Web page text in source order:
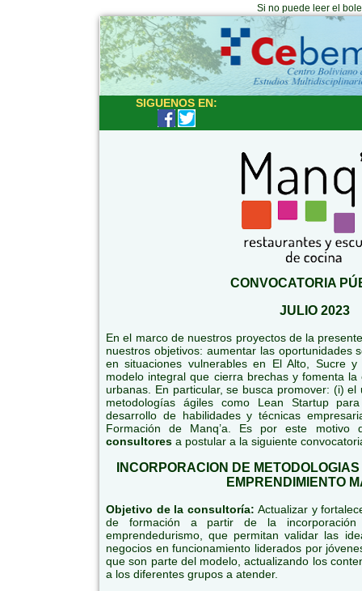
Si no puede leer el
SIGUENOS EN:
CONVOCATORIA
JULIO 2023
En el marco de nuestros proyectos de la
nuestros objetivos: aumentar las oportunidades
en situaciones vulnerables en El Alto, Sucre
modelo integral que cierra brechas y fomenta
urbanas. En particular, se busca promover: (i)
metodologías ágiles como Lean Startup
desarrollo de habilidades y técnicas
Formación de Manq’a. Es por este
consultores a postular a la siguiente
INCORPORACION DE
EMPRENDIMIENTO
Objetivo de la consultoría: Actualizar y
de formación a partir de la
emprendedurismo, que permitan validar las
negocios en funcionamiento liderados por
que son parte del modelo, actualizando los
a los diferentes grupos a atender.